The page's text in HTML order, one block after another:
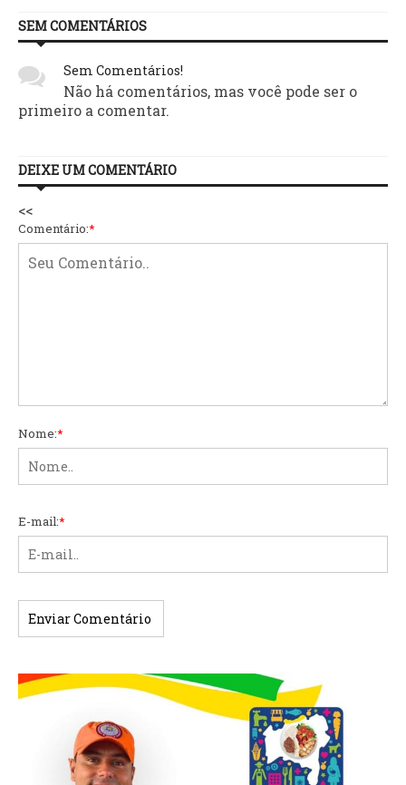
SEM COMENTÁRIOS
Sem Comentários!
Não há comentários, mas você pode ser o
primeiro a comentar.
DEIXE UM COMENTÁRIO
<<
Comentário:*
Nome:*
E-mail:*